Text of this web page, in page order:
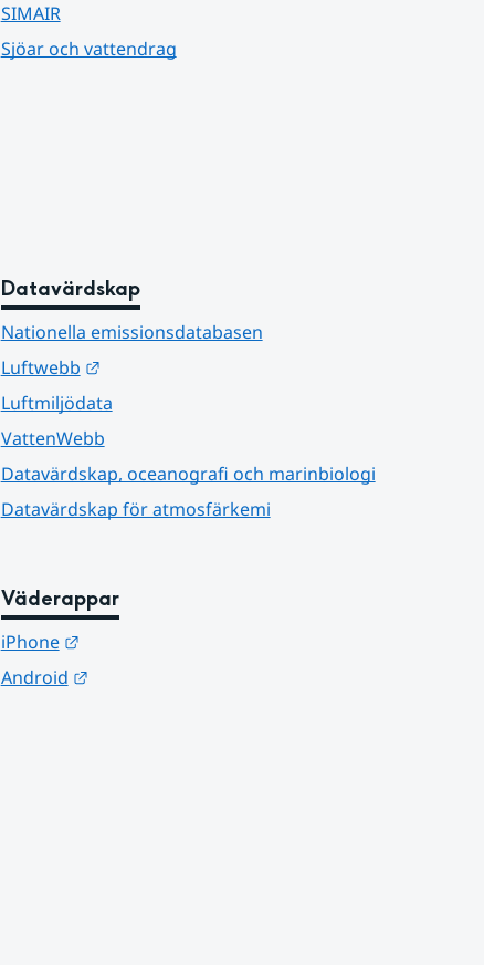
SIMAIR
Sjöar och vattendrag
Datavärdskap
Nationella emissionsdatabasen
Luftwebb
Länk till annan webbplats.
Luftmiljödata
VattenWebb
Datavärdskap, oceanografi och marinbiologi
Datavärdskap för atmosfärkemi
Väderappar
iPhone
Länk till annan webbplats.
Android
Länk till annan webbplats.